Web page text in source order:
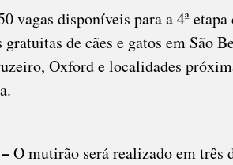
vagas disponíveis para a 4ª
gratuitas de cães e gatos em São
Oxford e localidades
O mutirão será realizado em três